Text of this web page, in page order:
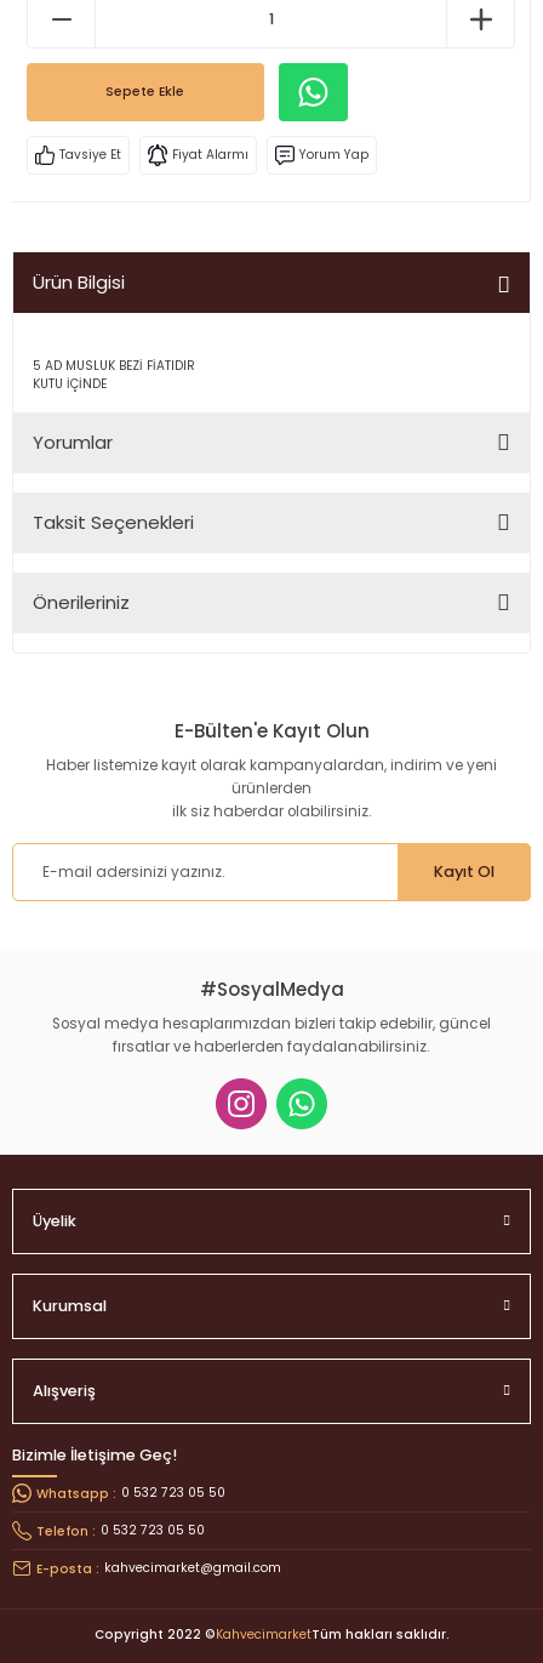
Sepete Ekle
Tavsiye Et Fiyat Alarmı Yorum Yap
Ürün Bilgisi
5 AD MUSLUK BEZİ FİATIDIR
KUTU İÇİNDE
Yorumlar
Taksit Seçenekleri
Önerileriniz
Görüş ve önerileriniz için teşekkür ederiz.
Ürün resmi kalitesiz, bozuk veya görüntülenemiyor.
Ürün bilgilerinde hatalar bulunuyor.
Ürün fiyatı diğer sitelerden daha pahalı.
Gönder
E-Bülten'e Kayıt Olun
Haber listemize kayıt olarak kampanyalardan, indirim ve yeni
ürünlerden
ilk siz haberdar olabilirsiniz.
Kayıt Ol
#SosyalMedya
Sosyal medya hesaplarımızdan bizleri takip edebilir, güncel
fırsatlar ve haberlerden faydalanabilirsiniz.
Üyelik
Kurumsal
Alışveriş
Bizimle İletişime Geç!
Whatsapp : 0 532 723 05 50
Telefon : 0 532 723 05 50
E-posta : kahvecimarket@gmail.com
Copyright 2022 ©KahvecimarketTüm hakları saklıdır.